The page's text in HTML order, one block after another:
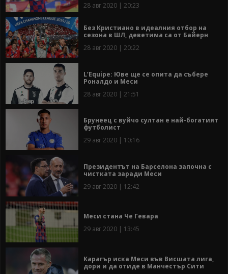
28 авг 2020 | 20:23
Без Кристиано в идеалния отбор на
сезона в ШЛ, деветима са от Байерн
28 авг 2020 | 20:22
L’Equipe: Юве ще се опита да събере
Роналдо и Меси
28 авг 2020 | 21:51
Брунеец с вуйчо султан е най-богатият
футболист
29 авг 2020 | 10:16
Президентът на Барселона започна с
чистката заради Меси
29 авг 2020 | 12:42
Меси стана Че Гевара
29 авг 2020 | 13:45
Карагър иска Меси във Висшата лига,
дори и да отиде в Манчестър Сити